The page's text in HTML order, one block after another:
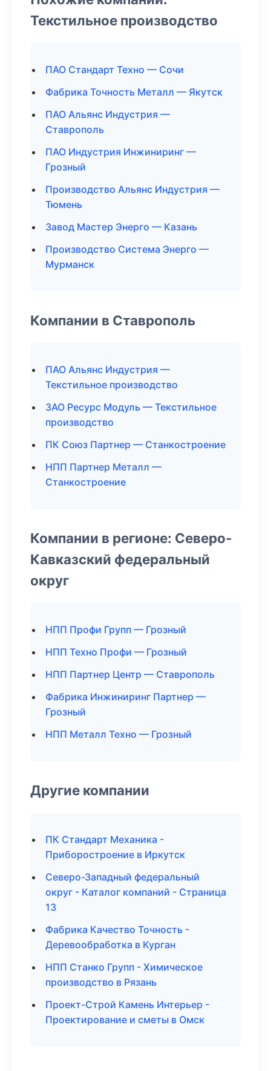
Текстильное производство
ПАО Стандарт Техно — Сочи
Фабрика Точность Металл — Якутск
ПАО Альянс Индустрия —
Ставрополь
ПАО Индустрия Инжиниринг —
Грозный
Производство Альянс Индустрия —
Тюмень
Завод Мастер Энерго — Казань
Производство Система Энерго —
Мурманск
Компании в Ставрополь
ПАО Альянс Индустрия —
Текстильное производство
ЗАО Ресурс Модуль — Текстильное
производство
ПК Союз Партнер — Станкостроение
НПП Партнер Металл —
Станкостроение
Компании в регионе: Северо-
Кавказский федеральный
округ
НПП Профи Групп — Грозный
НПП Техно Профи — Грозный
НПП Партнер Центр — Ставрополь
Фабрика Инжиниринг Партнер —
Грозный
НПП Металл Техно — Грозный
Другие компании
ПК Стандарт Механика -
Приборостроение в Иркутск
Северо-Западный федеральный
округ - Каталог компаний - Страница
13
Фабрика Качество Точность -
Деревообработка в Курган
НПП Станко Групп - Химическое
производство в Рязань
Проект-Строй Камень Интерьер -
Проектирование и сметы в Омск